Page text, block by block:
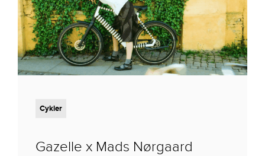
Cykler
Gazelle x Mads Nørgaard